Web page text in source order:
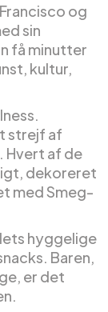
og
sin
få minutter
kultur,
strejf af
af de
dekoreret
med Smeg-
hyggelige
Baren,
er det